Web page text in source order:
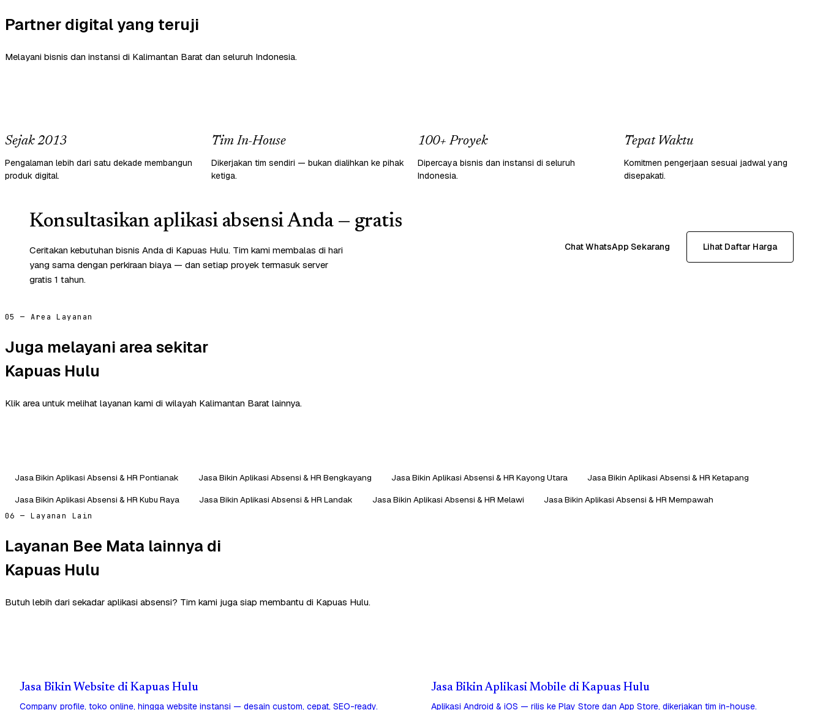
Partner digital yang teruji
Melayani bisnis dan instansi di Kalimantan Barat dan seluruh Indonesia.
Sejak 2013
Pengalaman lebih dari satu dekade membangun
produk digital.
Tim In-House
Dikerjakan tim sendiri — bukan dialihkan ke pihak
ketiga.
100+ Proyek
Dipercaya bisnis dan instansi di seluruh
Indonesia.
Tepat Waktu
Komitmen pengerjaan sesuai jadwal yang
disepakati.
Konsultasikan aplikasi absensi Anda — gratis
Ceritakan kebutuhan bisnis Anda di Kapuas Hulu. Tim kami membalas di hari
yang sama dengan perkiraan biaya — dan setiap proyek termasuk server
gratis 1 tahun.
Chat WhatsApp Sekarang Lihat Daftar Harga
05 — Area Layanan
Juga melayani area sekitar
Kapuas Hulu
Klik area untuk melihat layanan kami di wilayah Kalimantan Barat lainnya.
Jasa Bikin Aplikasi Absensi & HR Pontianak Jasa Bikin Aplikasi Absensi & HR Bengkayang Jasa Bikin Aplikasi Absensi & HR Kayong Utara
Jasa Bikin Aplikasi Absensi & HR Ketapang
Jasa Bikin Aplikasi Absensi & HR Kubu Raya
Jasa Bikin Aplikasi Absensi & HR Landak Jasa Bikin Aplikasi Absensi & HR Melawi Jasa Bikin Aplikasi Absensi & HR Mempawah
06 — Layanan Lain
Layanan Bee Mata lainnya di
Kapuas Hulu
Butuh lebih dari sekadar aplikasi absensi? Tim kami juga siap membantu di Kapuas Hulu.
Jasa Bikin Website di Kapuas Hulu
Company profile, toko online, hingga website instansi — desain custom, cepat, SEO-ready.
Jasa Bikin Aplikasi Mobile di Kapuas Hulu
Aplikasi Android & iOS — rilis ke Play Store dan App Store, dikerjakan tim in-house.